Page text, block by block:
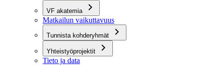
VF akatemia
Matkailun vaikuttavuus
Tunnista kohderyhmät
Yhteistyöprojektit
Tieto ja data